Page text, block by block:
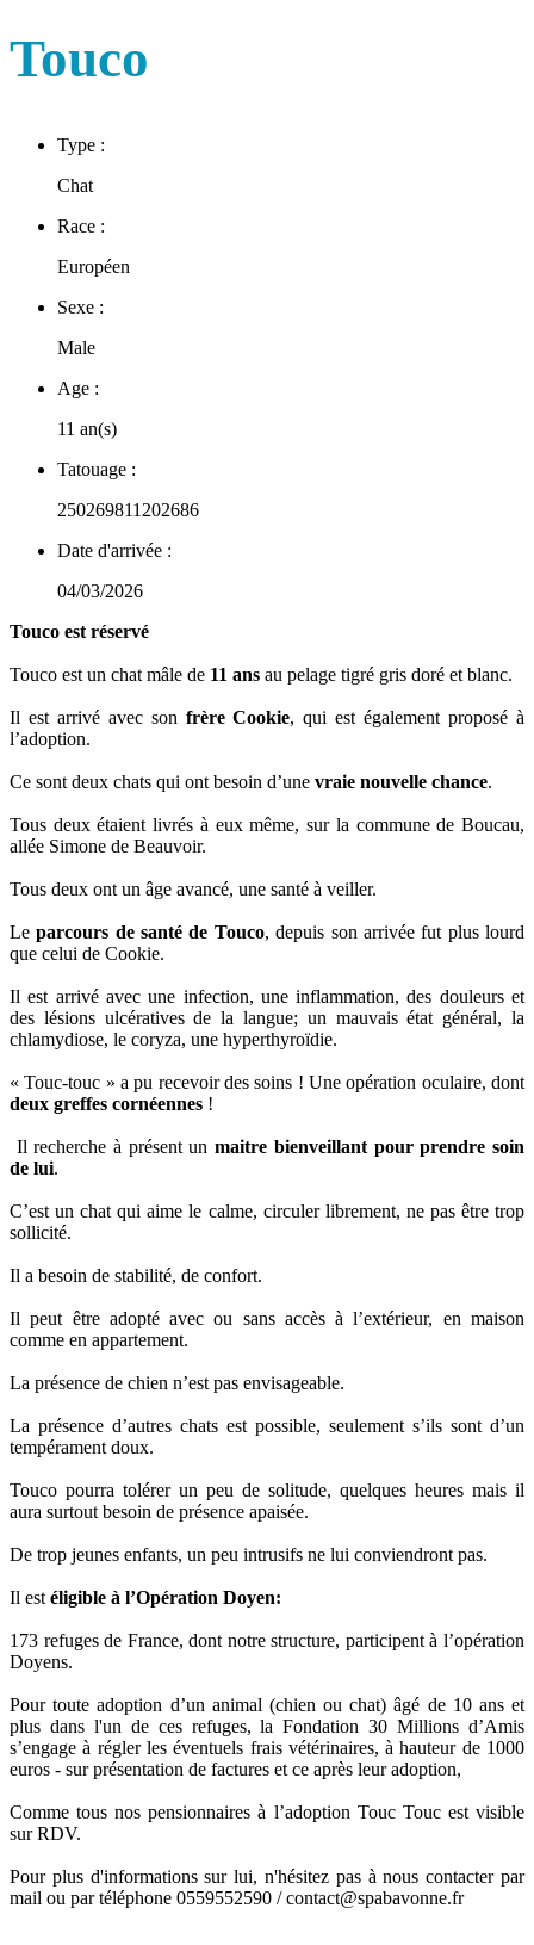
Touco
Type :
Chat
Race :
Européen
Sexe :
Male
Age :
11 an(s)
Tatouage :
250269811202686
Date d'arrivée :
04/03/2026
Touco est réservé
Touco est un chat mâle de 11 ans au pelage tigré gris doré et blanc.
Il est arrivé avec son frère Cookie, qui est également proposé à
l’adoption.
Ce sont deux chats qui ont besoin d’une vraie nouvelle chance.
Tous deux étaient livrés à eux même, sur la commune de Boucau,
allée Simone de Beauvoir.
Tous deux ont un âge avancé, une santé à veiller.
Leparcours de santé de Touco, depuis son arrivée fut plus lourd
que celui de Cookie.
Il est arrivé avec une infection, une inflammation, des douleurs et
des lésions ulcératives de la langue; un mauvais état général, la
chlamydiose, le coryza, une hyperthyroïdie.
« Touc-touc » a pu recevoir des soins ! Une opération oculaire, dont
deux greffes cornéennes !
Il recherche à présent unmaitre bienveillant pour prendre soin
de lui.
C’est un chat qui aime le calme, circuler librement, ne pas être trop
sollicité.
Il a besoin de stabilité, de confort.
Il peut être adopté avec ou sans accès à l’extérieur, en maison
comme en appartement.
La présence de chien n’est pas envisageable.
La présence d’autres chats est possible, seulement s’ils sont d’un
tempérament doux.
Touco pourra tolérer un peu de solitude, quelques heures mais il
aura surtout besoin de présence apaisée.
De trop jeunes enfants, un peu intrusifs ne lui conviendront pas.
Il est éligible à l’Opération Doyen:
173 refuges de France, dont notre structure, participent à l’opération
Doyens.
Pour toute adoption d’un animal (chien ou chat) âgé de 10 ans et
plus dans l'un de ces refuges, la Fondation 30 Millions d’Amis
s’engage à régler les éventuels frais vétérinaires, à hauteur de 1000
euros - sur présentation de factures et ce après leur adoption,
Comme tous nos pensionnaires à l’adoption Touc Touc est visible
sur RDV.
Pour plus d'informations sur lui, n'hésitez pas à nous contacter par
mail ou par téléphone 0559552590 / contact@spabavonne.fr